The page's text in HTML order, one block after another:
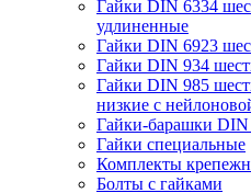
Гайки DIN 6334
удлиненные
Гайки DIN 6923
Гайки DIN 934
Гайки DIN 985
низкие с
Гайки-барашки DIN
Гайки специальные
Комплекты
Болты с гайками